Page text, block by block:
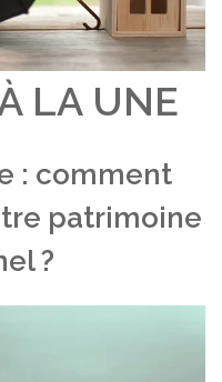
LA UNE
: comment
patrimoine
?